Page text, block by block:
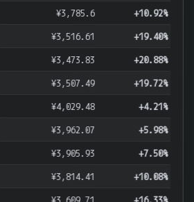
¥3,785.6
+10.92%
¥3,516.61 +19.40%
¥3,473.83 +20.88%
¥3,507.49 +19.72%
¥4,029.48 +4.21%
¥3,962.07 +5.98%
¥3,905.93 +7.50%
¥3,814.41 +10.08%
¥3,609.71